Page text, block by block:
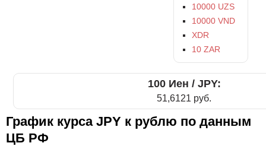
10000 UZS
10000 VND
XDR
10 ZAR
100 Иен / JPY:
51,6121 руб.
График курса JPY к рублю по данным
ЦБ РФ